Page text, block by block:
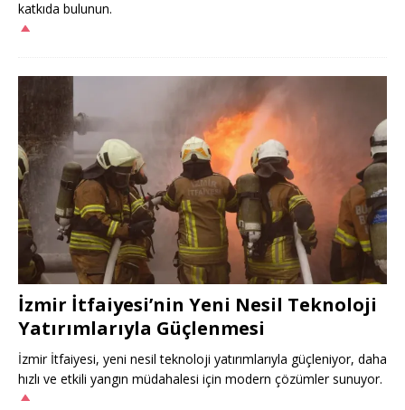
katkıda bulunun.
İzmir İtfaiyesi’nin Yeni Nesil Teknoloji
Yatırımlarıyla Güçlenmesi
İzmir İtfaiyesi, yeni nesil teknoloji yatırımlarıyla güçleniyor, daha
hızlı ve etkili yangın müdahalesi için modern çözümler sunuyor.